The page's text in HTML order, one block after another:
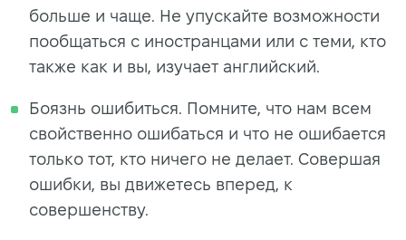
больше и чаще. Не упускайте возможности
пообщаться с иностранцами или с теми, кто
также как и вы, изучает английский.
Боязнь ошибиться. Помните, что нам всем
свойственно ошибаться и что не ошибается
только тот, кто ничего не делает. Совершая
ошибки, вы движетесь вперед, к
совершенству.